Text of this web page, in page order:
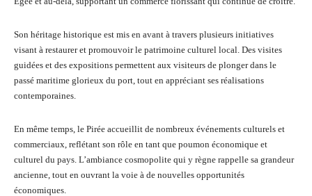
Son héritage historique est mis en avant à travers plusieurs initiatives
visant à restaurer et promouvoir le patrimoine culturel local. Des visites
guidées et des expositions permettent aux visiteurs de plonger dans le
passé maritime glorieux du port, tout en appréciant ses réalisations
contemporaines.
En même temps, le Pirée accueillit de nombreux événements culturels et
commerciaux, reflétant son rôle en tant que poumon économique et
culturel du pays. L’ambiance cosmopolite qui y règne rappelle sa grandeur
ancienne, tout en ouvrant la voie à de nouvelles opportunités
économiques.